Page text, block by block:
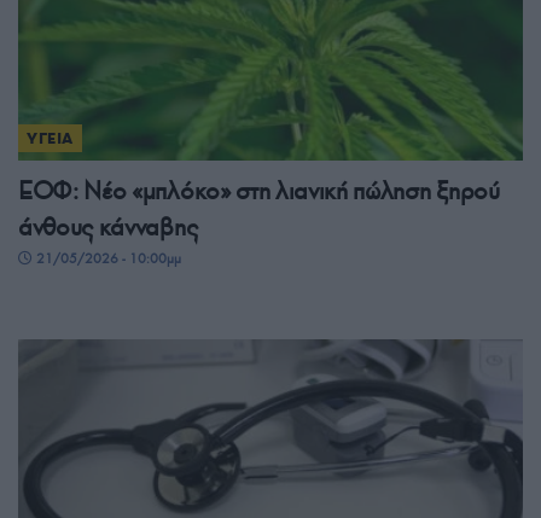
ΥΓΕΙΑ
ΕΟΦ: Νέο «μπλόκο» στη λιανική πώληση ξηρού
άνθους κάνναβης
21/05/2026 - 10:00μμ